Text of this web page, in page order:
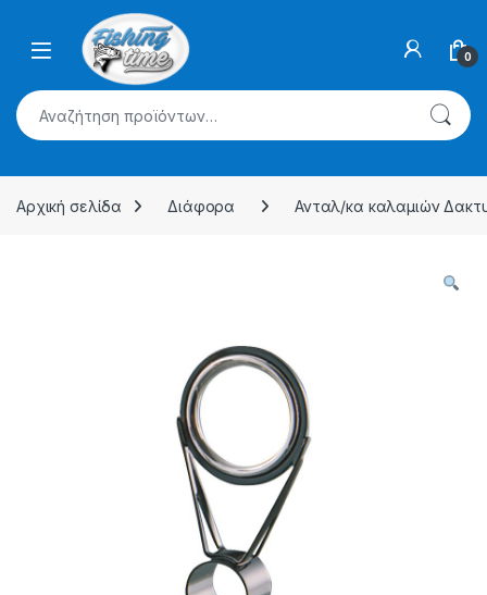
Skip to navigation
0
Αναζήτηση για:
Αρχική σελίδα Διάφορα Ανταλ/κα καλαμιών